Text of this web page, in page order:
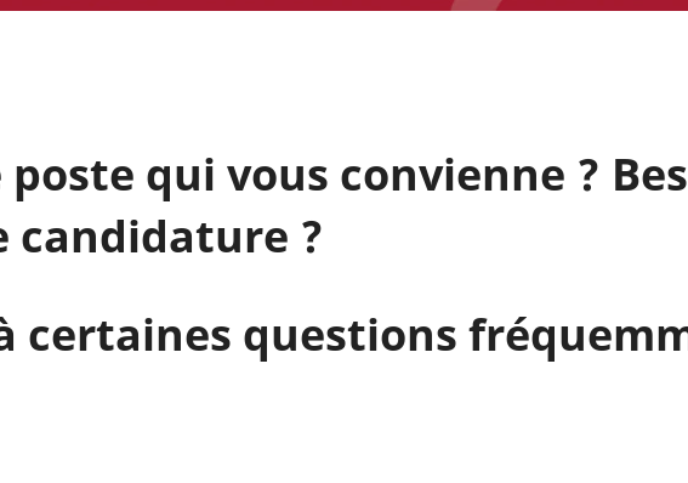
qui vous convienne ?
candidature ?
certaines questions